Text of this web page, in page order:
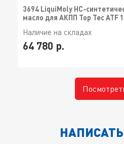
3694 LiquiMoly НС-
масло для АКПП Top Tec ATF
Наличие на складах
64 780 р.